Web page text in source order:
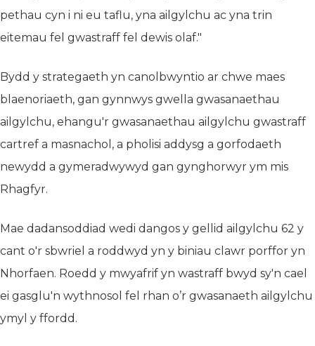
pethau cyn i ni eu taflu, yna ailgylchu ac yna trin
eitemau fel gwastraff fel dewis olaf."
Bydd y strategaeth yn canolbwyntio ar chwe maes
blaenoriaeth, gan gynnwys gwella gwasanaethau
ailgylchu, ehangu'r gwasanaethau ailgylchu gwastraff
cartref a masnachol, a pholisi addysg a gorfodaeth
newydd a gymeradwywyd gan gynghorwyr ym mis
Rhagfyr.
Mae dadansoddiad wedi dangos y gellid ailgylchu 62 y
cant o'r sbwriel a roddwyd yn y biniau clawr porffor yn
Nhorfaen. Roedd y mwyafrif yn wastraff bwyd sy'n cael
ei gasglu'n wythnosol fel rhan o’r gwasanaeth ailgylchu
ymyl y ffordd.